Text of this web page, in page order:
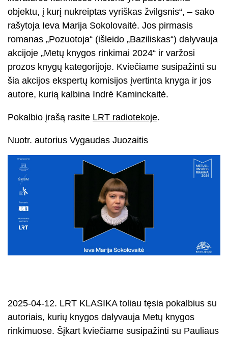
objektu, į kurį nukreiptas vyriškas žvilgsnis“, – sako
rašytoja Ieva Marija Sokolovaitė. Jos pirmasis
romanas „Pozuotoja“ (išleido „Baziliskas“) dalyvauja
akcijoje „Metų knygos rinkimai 2024“ ir varžosi
prozos knygų kategorijoje. Kviečiame susipažinti su
šia akcijos ekspertų komisijos įvertinta knyga ir jos
autore, kurią kalbina Indrė Kaminckaitė.
Pokalbio įrašą rasite LRT radiotekoje.
Nuotr. autorius Vygaudas Juozaitis
2025-04-12. LRT KLASIKA toliau tęsia pokalbius su
autoriais, kurių knygos dalyvauja Metų knygos
rinkimuose. Šįkart kviečiame susipažinti su Pauliaus